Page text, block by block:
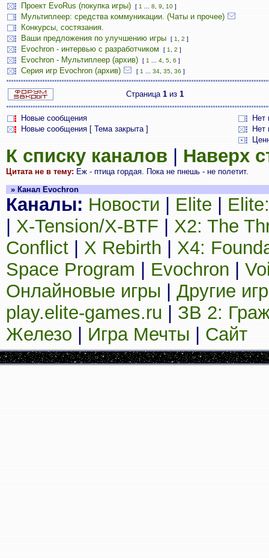
Проект EvoRus (покупка игры)
[ 1 8 9 10 ]
Мультиплеер: средства коммуникации. (Чаты и прочее)
Конкурсы, состязания.
Ваши предложения по улучшению игры
[ 1 2 ]
Evochron - интервью с разработчиком [ 1 2 ]
Evochron - Мультиплеер (архив) [ 1 4 5 6 ]
Серия игр Evochron (архив) [ 1 34 35 36 ]
Страница 1 из 1
Новые сообщения
Нет
Новые сообщения [ Тема закрыта ]
Нет
К списку каналов Наверх
Цитата не в тему: Еж - птица гоpдая. Пока не пнешь - не полетит.
» Канал Evochron
Каналы: Новости Elite
X-Tension/X-BTF
X2: The
Conflict
X Rebirth
X4:
Space Program
Evochron
Онлайновые игры
Другие
play.elite-games.ru
ЗВ 2:
Железо
Игра Мечты Сайт